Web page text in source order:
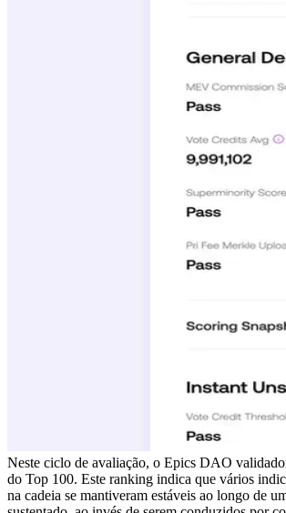
Neste ciclo de avaliação, o Epics DAO
do Top 100. Este ranking indica que vários
na cadeia se mantiveram estáveis ao longo de